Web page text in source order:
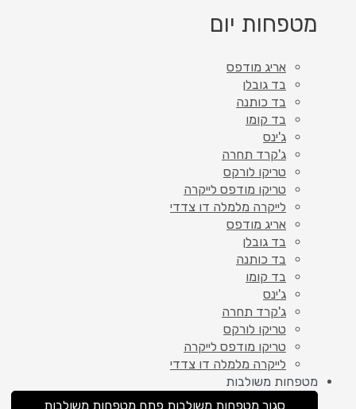
מטפחות יום
אריג מודפס
בד גובלן
בד כותנה
בד קומו
ג'ינס
ג'קרד תחרה
טריקו לורקס
טריקו מודפס לייקרה
לייקרה מלמלה דו צדדי
אריג מודפס
בד גובלן
בד כותנה
בד קומו
ג'ינס
ג'קרד תחרה
טריקו לורקס
טריקו מודפס לייקרה
לייקרה מלמלה דו צדדי
מטפחות משולבות
סגור מטפחות משולבות פתח מטפחות משולבות